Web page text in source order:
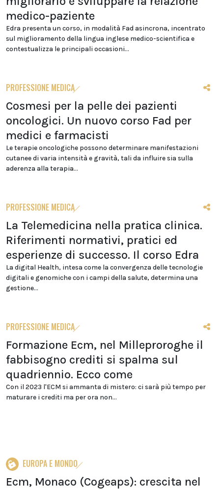
medico-paziente
Edra presenta un corso, in modalità Fad asincrona, incentrato
sul miglioramento della lingua inglese medico-scientifica e
contestualizza le principali occasioni...
PROFESSIONE MEDICA
Cosmesi per la pelle dei pazienti
oncologici. Un nuovo corso Fad per
medici e farmacisti
Le terapie oncologiche possono determinare manifestazioni
cutanee di varia intensità e gravità, tali da influire sia sulla
aderenza alla terapia...
PROFESSIONE MEDICA
La Telemedicina nella pratica clinica.
Riferimenti normativi, pratici ed
esperienze di successo. Il corso Edra
La digital Health, intesa come la convergenza delle tecnologie
digitali e genomiche con i campi della salute, determina una
gestione...
PROFESSIONE MEDICA
Formazione Ecm, nel Milleproroghe il
fabbisogno crediti si spalma sul
quadriennio. Ecco come
Con il 2023 l'ECM si ammanta di mistero: ci sarà più tempo per
maturare i crediti ma per ora non...
EUROPA E MONDO
Ecm, Monaco (Cogeaps): crescita nel